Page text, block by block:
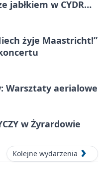
jabłkiem w CYDR
żyje Maastricht!”
Warsztaty aerialowe
w Żyrardowie
Kolejne wydarzenia